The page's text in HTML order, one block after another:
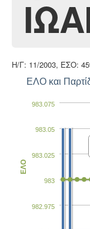
Η/Γ: 11/2003, ΕΣΟ:
ΕΛΟ και
982.975
983
983.025
983.05
983.075
ΕΛΟ